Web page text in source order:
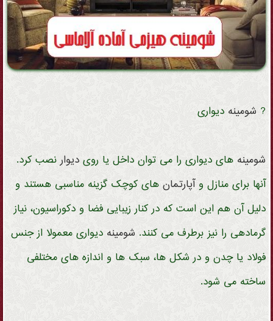
? شومینه دیواری
شومینه های دیواری را می توان داخل یا روی دیوارنصب کرد.
آنها برای منازل وآپارتمانهای کوچک گزینه مناسبی هستند و
دلیل آن هم این است که در کنار زیبایی فضا و دکوراسیون، نیاز
گرمادهی را نیز برطرف می کنند. شومینه دیواری معمولا از جنس
فولاد یا چدن و در شکل ها، سبک ها و اندازه های مختلفی
ساخته می شود.